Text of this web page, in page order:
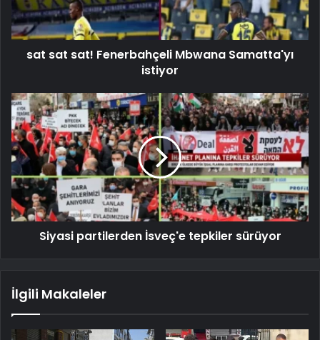
sat sat sat! Fenerbahçeli Mbwana Samatta'yı
istiyor
Siyasi partilerden İsveç'e tepkiler sürüyor
İlgili Makaleler